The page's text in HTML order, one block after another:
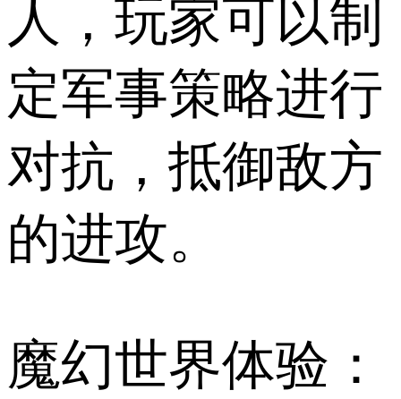
人，玩家可以制
定军事策略进行
对抗，抵御敌方
的进攻。
魔幻世界体验：